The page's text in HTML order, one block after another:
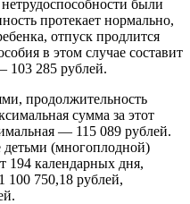
были
протекает нормально,
отпуск продлится
в этом случае составит
103 285 рублей.
продолжительность
сумма за этот
— 115 089 рублей.
детьми (многоплодной)
194 календарных дня,
100 750,18 рублей,